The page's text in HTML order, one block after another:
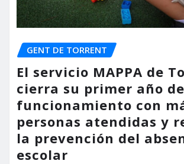
GENT DE TORRENT
El servicio MAPPA de
cierra su primer año de
funcionamiento con
personas atendidas y
la prevención del
escolar